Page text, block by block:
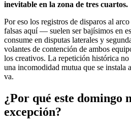
inevitable en la zona de tres cuartos.
Por eso los registros de disparos al
falsas aquí — suelen ser bajísimos en
consume en disputas laterales y
volantes de contención de ambos
los creativos. La repetición histórica no
una incomodidad mutua que se instala
va.
¿Por qué este domingo
excepción?